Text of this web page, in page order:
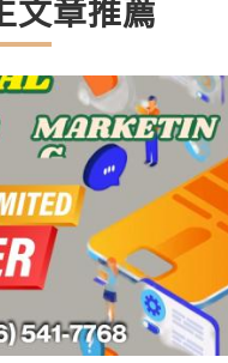
文章推薦